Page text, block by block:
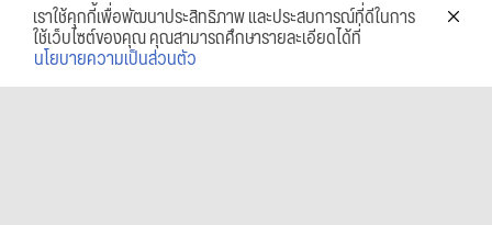
เราใช้คุกกี้เพื่อพัฒนาประสิทธิภาพ และประสบการณ์ที่ดีในการ
ใช้เว็บไซต์ของคุณ คุณสามารถศึกษารายละเอียดได้ที่
นโยบายความเป็นส่วนตัว